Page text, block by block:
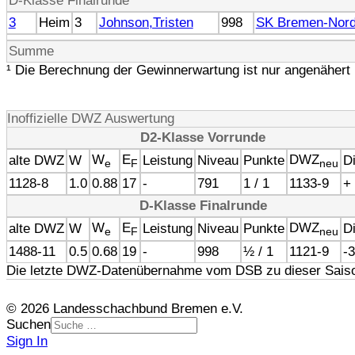
3
Heim 3 Johnson,Tristen 998
SK Bremen-
Summe
¹ Die Berechnung der Gewinnerwartung ist nur angenähert
Inoffizielle DWZ Auswertung
D2-Klasse Vorrunde
alte DWZ W We EF Leistung Niveau Punkte DWZneu
1128-8
1.0 0.88 17 - 791 1 / 1 1133-9
+
D-Klasse Finalrunde
alte DWZ W We EF Leistung Niveau Punkte DWZneu
1488-11
0.5 0.68 19 - 998 ½ / 1 1121-9
-
Die letzte DWZ-Datenübernahme vom DSB zu dieser
© 2026 Landesschachbund Bremen e.V.
Suchen
Sign In